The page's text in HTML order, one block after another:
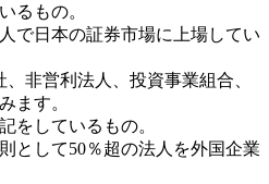
るもの。
で日本の証券市場に上場してい
非営利法人、投資事業組合、
ます。
をしているもの。
として50％超の法人を外国企業